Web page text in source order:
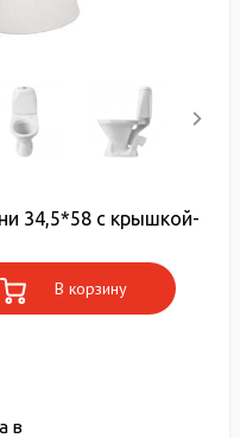
34,5*58 с крышкой-
В корзину
в